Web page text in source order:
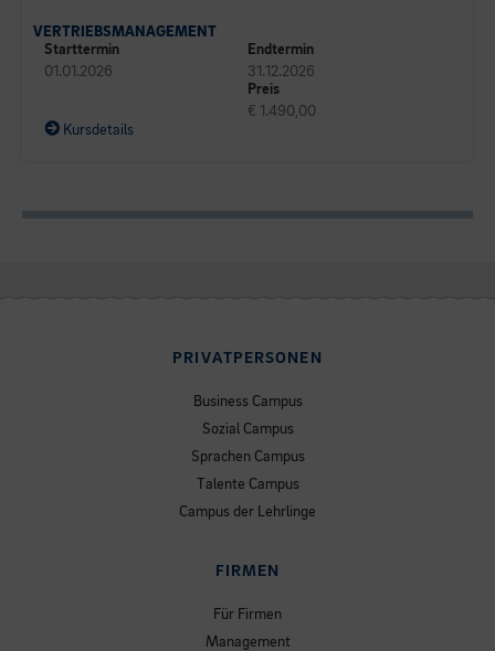
VERTRIEBSMANAGEMENT
Starttermin
01.01.2026
Endtermin
31.12.2026
Preis
€ 1.490,00
Kursdetails
PRIVATPERSONEN
Business Campus
Sozial Campus
Sprachen Campus
Talente Campus
Campus der Lehrlinge
FIRMEN
Für Firmen
Management